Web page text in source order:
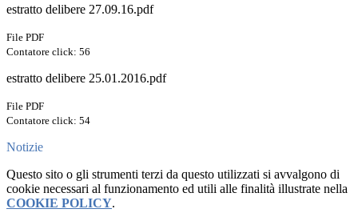
estratto delibere 27.09.16.pdf
File PDF
Contatore click: 56
estratto delibere 25.01.2016.pdf
File PDF
Contatore click: 54
Notizie
Questo sito o gli strumenti terzi da questo utilizzati si avvalgono di
cookie necessari al funzionamento ed utili alle finalità illustrate nella
COOKIE POLICY.